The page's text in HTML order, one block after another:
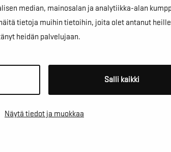
median, mainosalan ja analytiikka-alan
tietoja muihin tietoihin, joita olet antanut
heidän palvelujaan.
Salli kaikki
Näytä tiedot ja muokkaa